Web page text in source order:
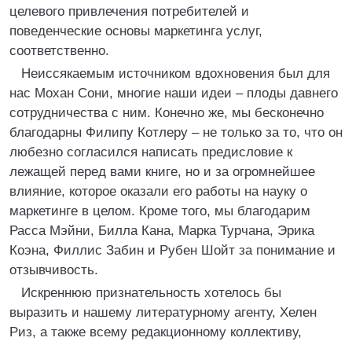
целевого привлечения потребителей и
поведенческие основы маркетинга услуг,
соответственно.
Неиссякаемым источником вдохновения был для
нас Мохан Сони, многие наши идеи – плоды давнего
сотрудничества с ним. Конечно же, мы бесконечно
благодарны Филипу Котлеру – не только за то, что он
любезно согласился написать предисловие к
лежащей перед вами книге, но и за огромнейшее
влияние, которое оказали его работы на науку о
маркетинге в целом. Кроме того, мы благодарим
Расса Мэйни, Билла Кана, Марка Турчана, Эрика
Коэна, Филлис Забин и Рубен Шойт за понимание и
отзывчивость.
Искреннюю признательность хотелось бы
выразить и нашему литературному агенту, Хелен
Риз, а также всему редакционному коллективу,